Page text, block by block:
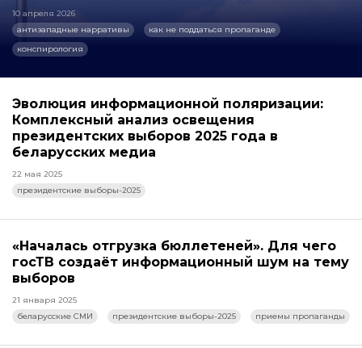
10 апреля 2026
антизападные нарративы
как не поддаться пропаганде
конспирология
Эволюция информационной поляризации:
Комплексный анализ освещения
президентских выборов 2025 года в
беларусских медиа
22 мая 2025
президентские выборы-2025
«Началась отгрузка бюллетеней». Для чего
госТВ создаёт информационный шум на тему
выборов
21 января 2025
беларусские СМИ
президентские выборы-2025 приемы пропаганды